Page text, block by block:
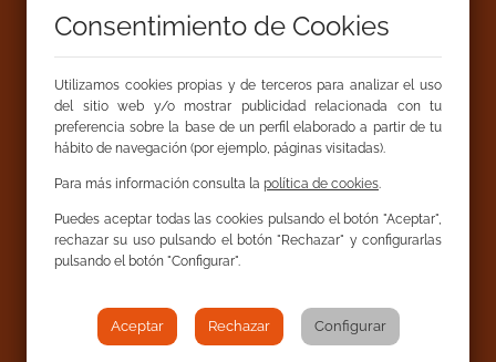
Joaquín
Participa en campaña Partir de Cero
Consentimiento de Cookies
Utilizamos cookies propias y de terceros para analizar el uso
del sitio web y/o mostrar publicidad relacionada con tu
preferencia sobre la base de un perfil elaborado a partir de tu
hábito de navegación (por ejemplo, páginas visitadas).
Para más información consulta la política de cookies.
Puedes aceptar todas las cookies pulsando el botón "Aceptar",
rechazar su uso pulsando el botón "Rechazar" y configurarlas
pulsando el botón "Configurar".
Aceptar Rechazar Configurar